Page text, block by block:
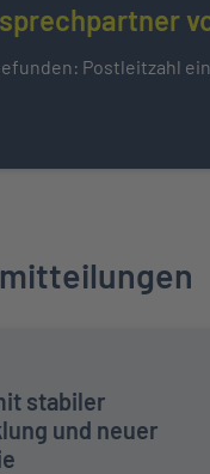
Postleitzahl
stabiler
und neuer